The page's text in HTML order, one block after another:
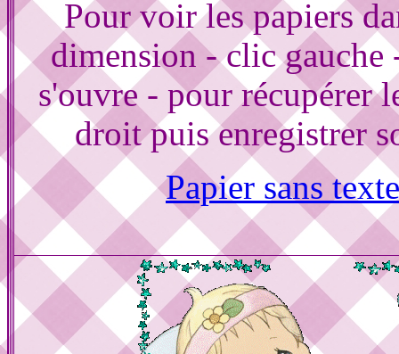
Pour voir les papiers
dimension - clic gauche
s'ouvre - pour récupérer
droit puis enregistrer
Papier sans